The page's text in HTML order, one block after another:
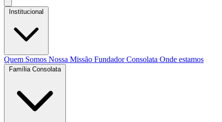
Institucional
Quem Somos Nossa Missão FundadorConsolata Onde estamos
Família Consolata